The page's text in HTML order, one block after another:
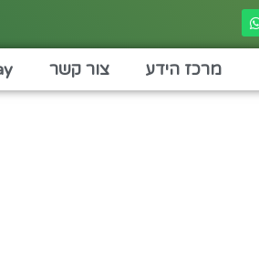
מרכז הידע צור קשר